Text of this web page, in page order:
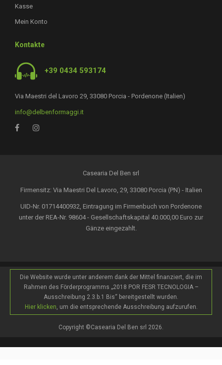
Kasse
Mein Konto
Kontakte
+39 0434 593174
Via Maestri del Lavoro 29, 33080 Porcia - Pordenone (Italien)
info@delbenformaggi.it
Casearia Del Ben srl
Firmensitz: Via Maestri Del Lavoro, 29, 33080 Porcia (PN) - Italien
UID-Nr. 01714400932, Eintragung im Firmenbuch von Pordenone
unter der REA-Nr. 98604 - Gesellschaftskapital 40.000,00 Euro zur
Gänze eingezahlt.
Die Website wurde unter anderem dank der Mittel finanziert, die im
Rahmen des Förderprogramms „2018 POR FESR TECNOLOGIA –
Ausschreibung 2.3.b.1 Bis“ bereitgestellt wurden.
Hier klicken, um die entsprechende Ausschreibung aufzurufen.
Copyright ©Casearia Del Ben srl 2026.